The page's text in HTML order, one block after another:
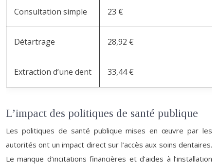
Consultation simple 23 €
Détartrage 28,92 €
Extraction d’une dent 33,44 €
L’impact des politiques de santé publique
Les politiques de santé publique mises en œuvre par les
autorités ont un impact direct sur l’accès aux soins dentaires.
Le manque d’incitations financières et d’aides à l’installation